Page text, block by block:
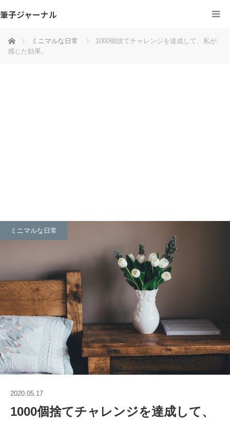
筆子ジャーナル
ホーム ミニマルな日常
1000個捨てチャレンジを達成して、私が
感じた効果。
ミニマルな日常
2020.05.17
1000個捨てチャレンジを達成して、